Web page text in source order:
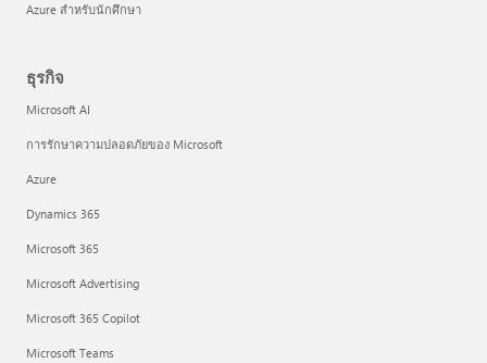
Azure สำหรับนักศึกษา
ธุรกิจ
Microsoft AI
การรักษาความปลอดภัยของ Microsoft
Azure
Dynamics 365
Microsoft 365
Microsoft Advertising
Microsoft 365 Copilot
Microsoft Teams